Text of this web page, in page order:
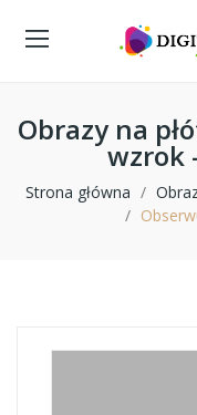
Obrazy na
wzrok
Strona główna